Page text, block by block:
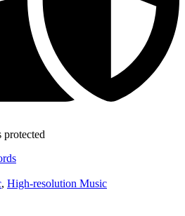
, High-resolution Music